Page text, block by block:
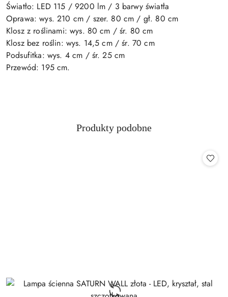
Światło: LED 115 / 9200 lm / 3 barwy światła
Oprawa: wys. 210 cm / szer. 80 cm / gł. 80 cm
Klosz z roślinami: wys. 80 cm / śr. 80 cm
Klosz bez roślin: wys. 14,5 cm / śr. 70 cm
Podsufitka: wys. 4 cm / śr. 25 cm
Przewód: 195 cm.
Pomiń karuzelę produktów
Produkty
Produkty podobne